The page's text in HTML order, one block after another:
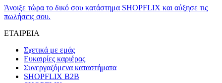
Άνοιξε τώρα το δικό σου κατάστημα SHOPFLIX και αύξησε τις
πωλήσεις σου.
ΕΤΑΙΡΕΙΑ
Σχετικά με εμάς
Ευκαιρίες καριέρας
Συνεργαζόμενα καταστήματα
SHOPFLIX B2B